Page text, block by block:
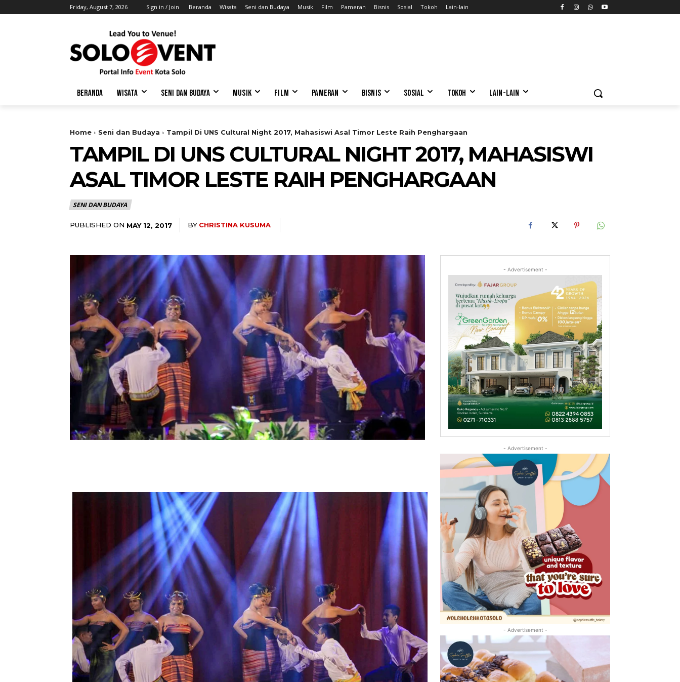
Friday, August 7, 2026 Sign in / Join Beranda Wisata Seni dan Budaya Musik Film Pameran Bisnis Sosial Tokoh Lain-lain
BERANDA WISATA SENI DAN BUDAYA MUSIK FILM PAMERAN BISNIS SOSIAL TOKOH LAIN-LAIN
Home Seni dan Budaya Tampil Di UNS Cultural Night 2017, Mahasiswi Asal Timor Leste Raih Penghargaan
TAMPIL DI UNS CULTURAL NIGHT 2017, MAHASISWI
ASAL TIMOR LESTE RAIH PENGHARGAAN
SENI DAN BUDAYA
PUBLISHED ON MAY 12, 2017 BY CHRISTINA KUSUMA
- Advertisement -
- Advertisement -
- Advertisement -